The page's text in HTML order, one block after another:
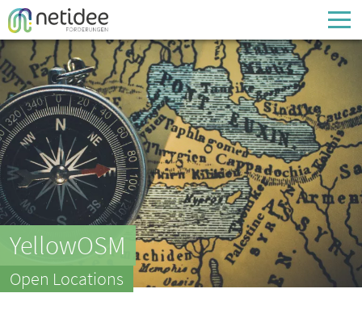
Enter your username or email address
Passwort
Passwort vergessen
YellowOSM
Open Locations